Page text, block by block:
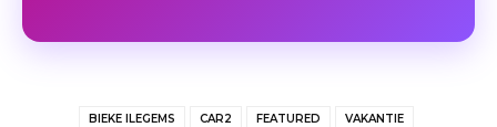
BIEKE ILEGEMS CAR2 FEATURED VAKANTIE